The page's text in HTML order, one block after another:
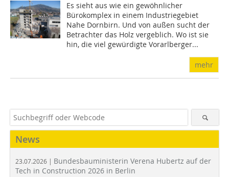
Es sieht aus wie ein gewöhnlicher
Bürokomplex in einem Industriegebiet
Nahe Dornbirn. Und von außen sucht der
Betrachter das Holz vergeblich. Wo ist sie
hin, die viel gewürdigte Vorarlberger...
mehr
News
23.07.2026 | Bundesbauministerin Verena Hubertz auf der
Tech in Construction 2026 in Berlin